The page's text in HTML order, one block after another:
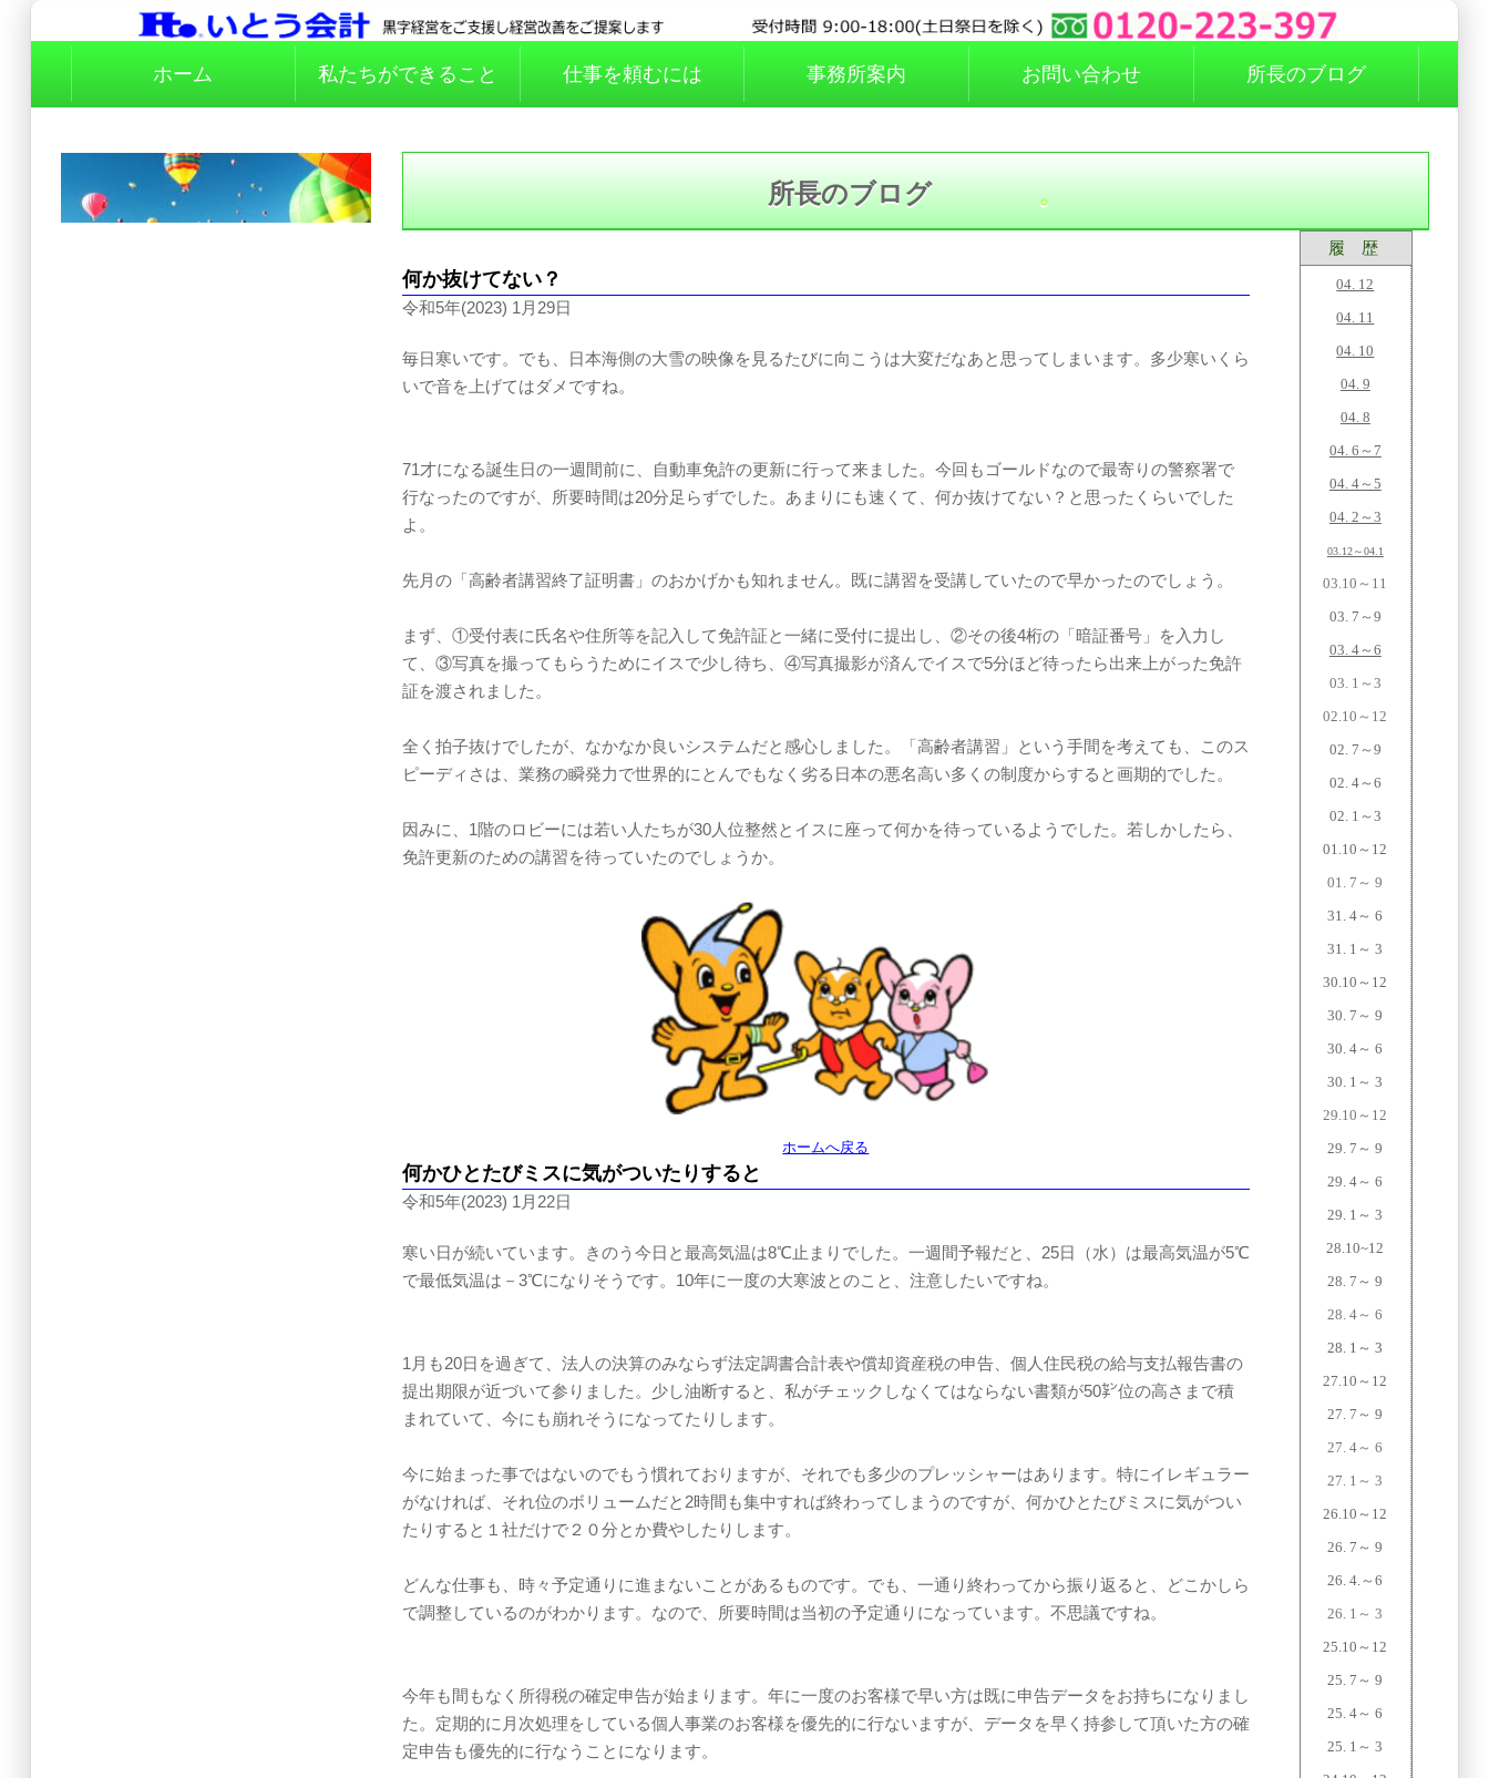
ホーム 私たちができること 仕事を頼むには 事務所案内 お問い合わせ 所長のブログ
所長のブログ 。
履 歴
04. 12
04. 11
04. 10
04. 9
04. 8
04. 6～7
04. 4～5
04. 2～3
03.12～04.1
03.10～11
03. 7～9
03. 4～6
03. 1～3
02.10～12
02. 7～9
02. 4～6
02. 1～3
01.10～12
01. 7～ 9
31. 4～ 6
31. 1～ 3
30.10～12
30. 7～ 9
30. 4～ 6
30. 1～ 3
29.10～12
29. 7～ 9
29. 4～ 6
29. 1～ 3
28.10~12
28. 7～ 9
28. 4～ 6
28. 1～ 3
27.10 ～ 12
27. 7～ 9
27. 4～ 6
27. 1～ 3
26.10～12
26. 7～ 9
26. 4.～6
26. 1～ 3
25.10～12
25. 7～ 9
25. 4～ 6
25. 1～ 3
何か抜けてない？
令和5年(2023) 1月29日
毎日寒いです。でも、日本海側の大雪の映像を見るたびに向こうは大変だなあと思ってしまいます。多少寒いくら
いで音を上げてはダメですね。
71才になる誕生日の一週間前に、自動車免許の更新に行って来ました。今回もゴールドなので最寄りの警察署で
行なったのですが、所要時間は20分足らずでした。あまりにも速くて、何か抜けてない？と思ったくらいでした
よ。
先月の「高齢者講習終了証明書」のおかげかも知れません。既に講習を受講していたので早かったのでしょう。
まず、①受付表に氏名や住所等を記入して免許証と一緒に受付に提出し、②その後4桁の「暗証番号」を入力し
て、③写真を撮ってもらうためにイスで少し待ち、④写真撮影が済んでイスで5分ほど待ったら出来上がった免許
証を渡されました。
全く拍子抜けでしたが、なかなか良いシステムだと感心しました。「高齢者講習」という手間を考えても、このス
ピーディさは、業務の瞬発力で世界的にとんでもなく劣る日本の悪名高い多くの制度からすると画期的でした。
因みに、1階のロビーには若い人たちが30人位整然とイスに座って何かを待っているようでした。若しかしたら、
免許更新のための講習を待っていたのでしょうか。
ホームへ戻る
何かひとたびミスに気がついたりすると
令和5年(2023) 1月22日
寒い日が続いています。きのう今日と最高気温は8℃止まりでした。一週間予報だと、25日（水）は最高気温が5℃
で最低気温は－3℃になりそうです。10年に一度の大寒波とのこと、注意したいですね。
1月も20日を過ぎて、法人の決算のみならず法定調書合計表や償却資産税の申告、個人住民税の給与支払報告書の
提出期限が近づいて参りました。少し油断すると、私がチェックしなくてはならない書類が50㌢位の高さまで積
まれていて、今にも崩れそうになってたりします。
今に始まった事ではないのでもう慣れておりますが、それでも多少のプレッシャーはあります。特にイレギュラー
がなければ、それ位のボリュームだと2時間も集中すれば終わってしまうのですが、何かひとたびミスに気がつい
たりすると１社だけで２０分とか費やしたりします。
どんな仕事も、時々予定通りに進まないことがあるものです。でも、一通り終わってから振り返ると、どこかしら
で調整しているのがわかります。なので、所要時間は当初の予定通りになっています。不思議ですね。
今年も間もなく所得税の確定申告が始まります。年に一度のお客様で早い方は既に申告データをお持ちになりまし
た。定期的に月次処理をしている個人事業のお客様を優先的に行ないますが、データを早く持参して頂いた方の確
定申告も優先的に行なうことになります。